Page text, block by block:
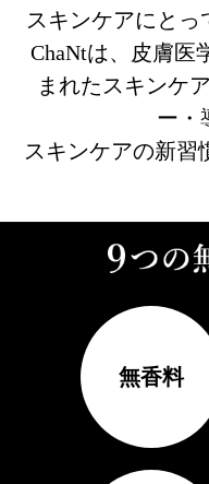
スキンケアにとっ
ChaNtは、皮膚医
まれたスキンケ
ー・
スキンケアの新習
無香料